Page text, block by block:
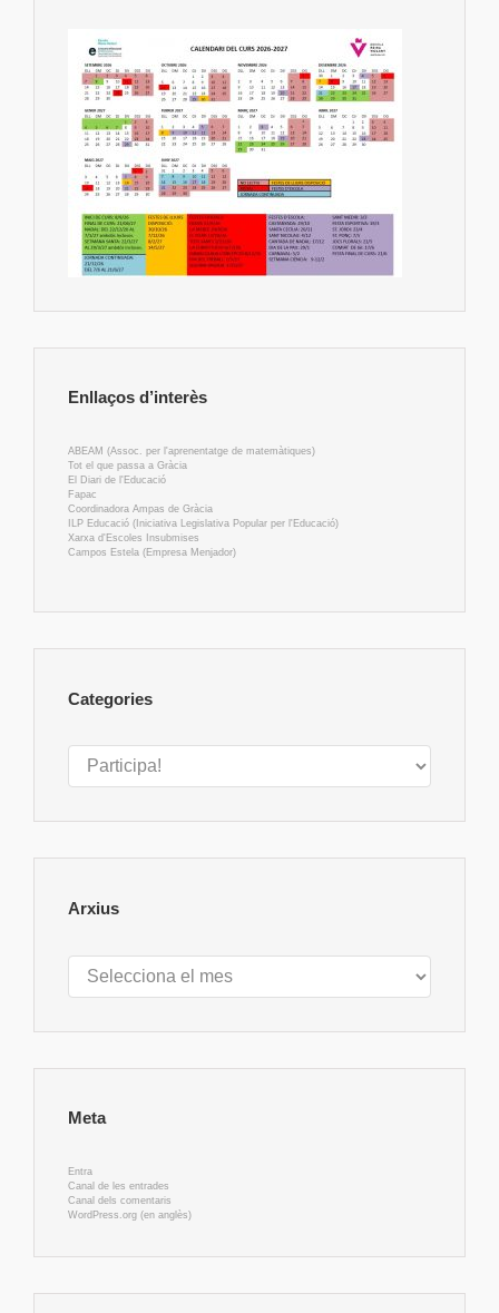
Enllaços d’interès
ABEAM (Assoc. per l'aprenentatge de matemàtiques)
Tot el que passa a Gràcia
El Diari de l'Educació
Fapac
Coordinadora Ampas de Gràcia
ILP Educació (Iniciativa Legislativa Popular per l'Educació)
Xarxa d'Escoles Insubmises
Campos Estela (Empresa Menjador)
Categories
Categories
Arxius
Arxius
Meta
Entra
Canal de les entrades
Canal dels comentaris
WordPress.org (en anglès)